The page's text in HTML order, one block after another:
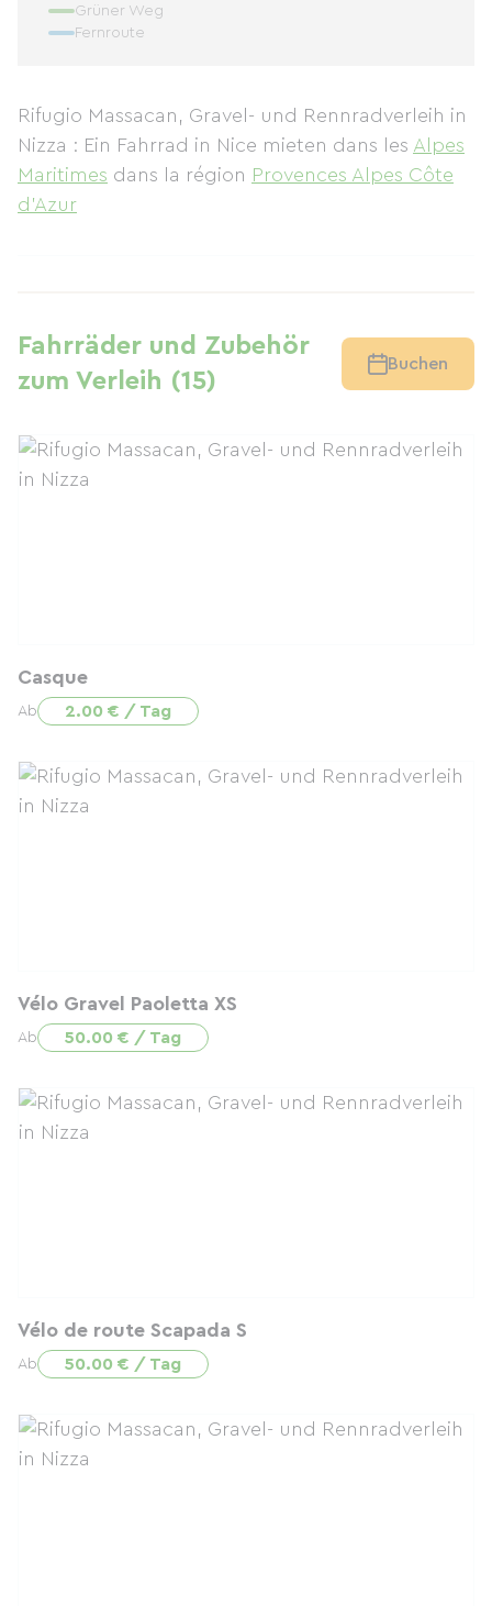
Grüner Weg
Fernroute
Rifugio Massacan, Gravel- und Rennradverleih in
Nizza : Ein Fahrrad in Nice mieten dans les Alpes
Maritimes dans la région Provences Alpes Côte
d'Azur
Fahrräder und Zubehör
zum Verleih (15)
Buchen
Casque
Ab 2.00 € / Tag
Vélo Gravel Paoletta XS
Ab 50.00 € / Tag
Vélo de route Scapada S
Ab 50.00 € / Tag